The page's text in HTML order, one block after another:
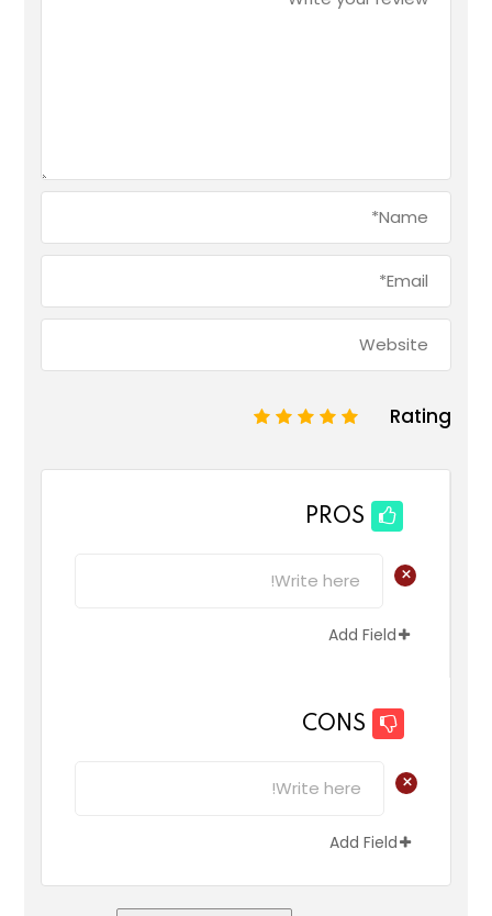
Rating
5
4
3
2
PROS
+
Add Field
CONS
+
Add Field